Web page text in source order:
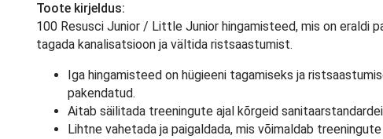
Toote kirjeldus:
100 Resusci Junior / Little Junior hingamisteed, mis on eraldi
tagada kanalisatsioon ja vältida ristsaastumist.
Iga hingamisteed on hügieeni tagamiseks ja
pakendatud.
Aitab säilitada treeningute ajal kõrgeid
Lihtne vahetada ja paigaldada, mis võimaldab